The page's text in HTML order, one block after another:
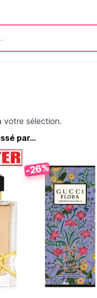
votre sélection.
par...
-26%